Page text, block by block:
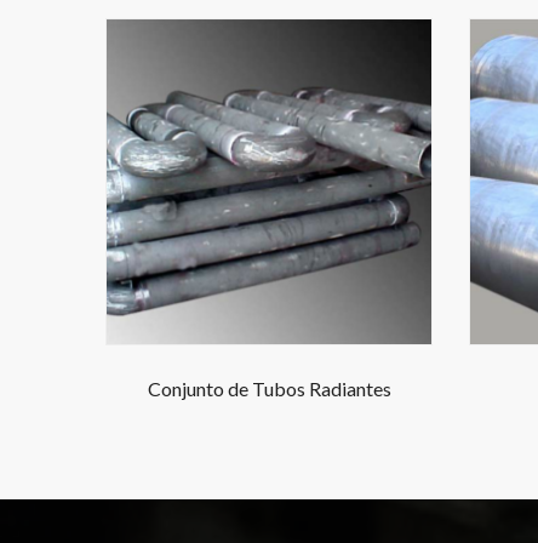
Conjunto de Tubos Radiantes